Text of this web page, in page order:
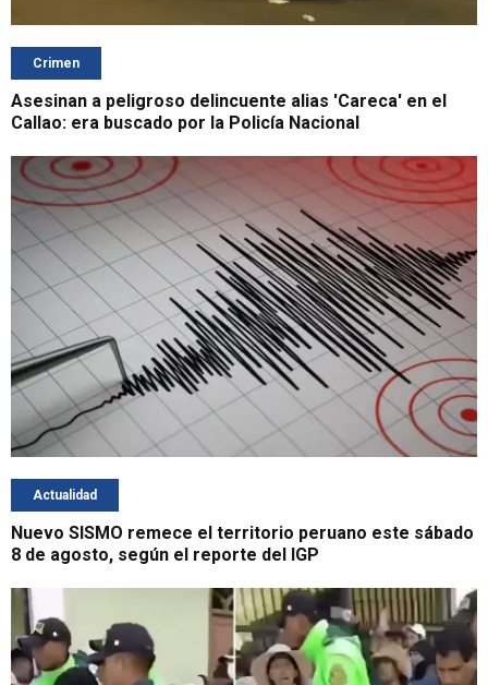
Crimen
Asesinan a peligroso delincuente alias 'Careca' en el
Callao: era buscado por la Policía Nacional
Actualidad
Nuevo SISMO remece el territorio peruano este sábado
8 de agosto, según el reporte del IGP